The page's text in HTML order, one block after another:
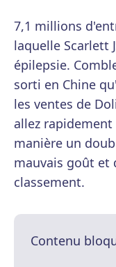
7,1 millions
laquelle Scarlett
épilepsie.
sorti en Chine
les ventes de
allez
manière un
mauvais goût et
classement.
Contenu